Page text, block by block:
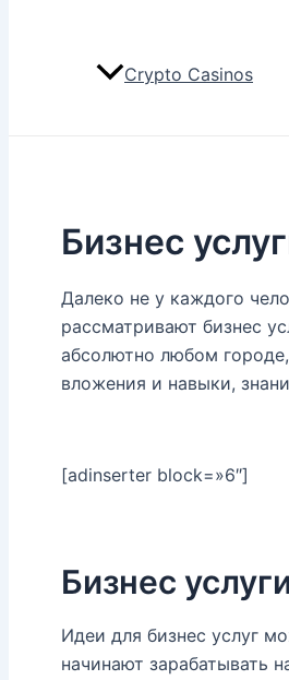
Crypto Casinos
Бизнес
Далеко не у каждого
рассматривают бизнес
абсолютно любом
вложения и навыки,
[adinserter block=»6″]
Бизнес
Идеи для бизнес услуг
начинают зарабатывать